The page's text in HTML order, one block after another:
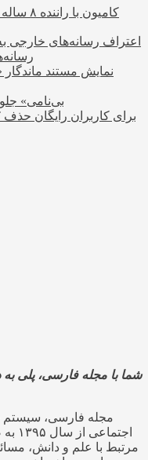
کامیون با راننده ۸ ساله در اصفهان توقیف شد
اعتراف رسانه‌های
نمایش مستند
«بی‌نامی»
شما با مجله فارسی، پلی
مجله فارسی، سیستم
مرتبط با علم و دانش،